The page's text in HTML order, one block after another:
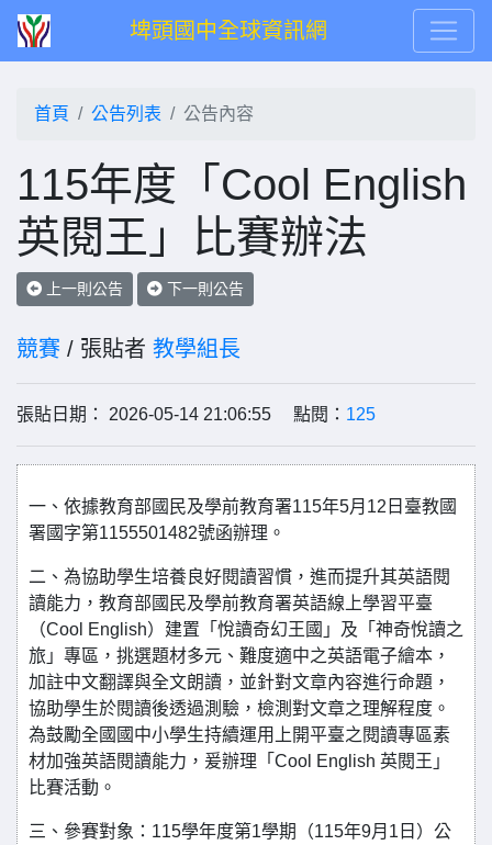
埤頭國中全球資訊網
首頁 公告列表 公告內容
115年度「Cool English
英閱王」比賽辦法
上一則公告 下一則公告
競賽 / 張貼者 教學組長
張貼日期： 2026-05-14 21:06:55 點閱： 125
一、依據教育部國民及學前教育署115年5月12日臺教國
署國字第1155501482號函辦理。
二、為協助學生培養良好閱讀習慣，進而提升其英語閱
讀能力，教育部國民及學前教育署英語線上學習平臺
（Cool English）建置「悅讀奇幻王國」及「神奇悅讀之
旅」專區，挑選題材多元、難度適中之英語電子繪本，
加註中文翻譯與全文朗讀，並針對文章內容進行命題，
協助學生於閱讀後透過測驗，檢測對文章之理解程度。
為鼓勵全國國中小學生持續運用上開平臺之閱讀專區素
材加強英語閱讀能力，爰辦理「Cool English 英閱王」
比賽活動。
三、參賽對象：115學年度第1學期（115年9月1日）公